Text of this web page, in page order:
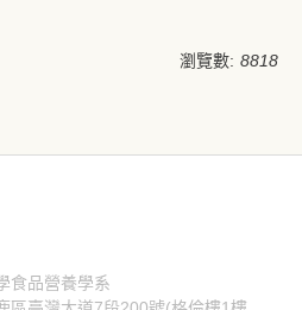
瀏覽數: 8818
食品營養學系